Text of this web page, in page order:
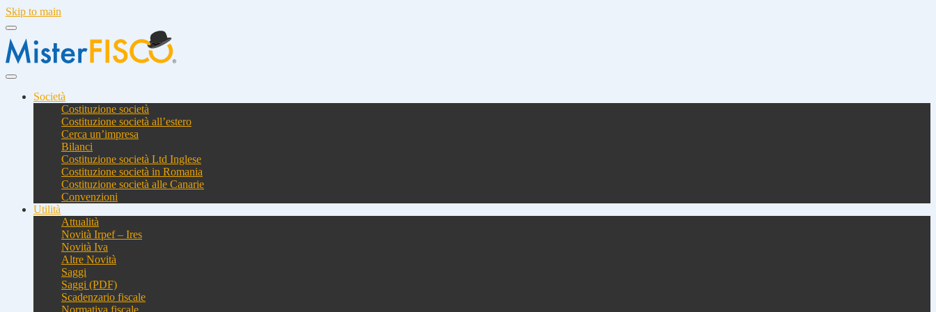
Skip to main
Società
Costituzione società
Costituzione società all’estero
Cerca un’impresa
Bilanci
Costituzione società Ltd Inglese
Costituzione società in Romania
Costituzione società alle Canarie
Convenzioni
Utilità
Attualità
Novità Irpef – Ires
Novità Iva
Altre Novità
Saggi
Saggi (PDF)
Scadenzario fiscale
Normativa fiscale